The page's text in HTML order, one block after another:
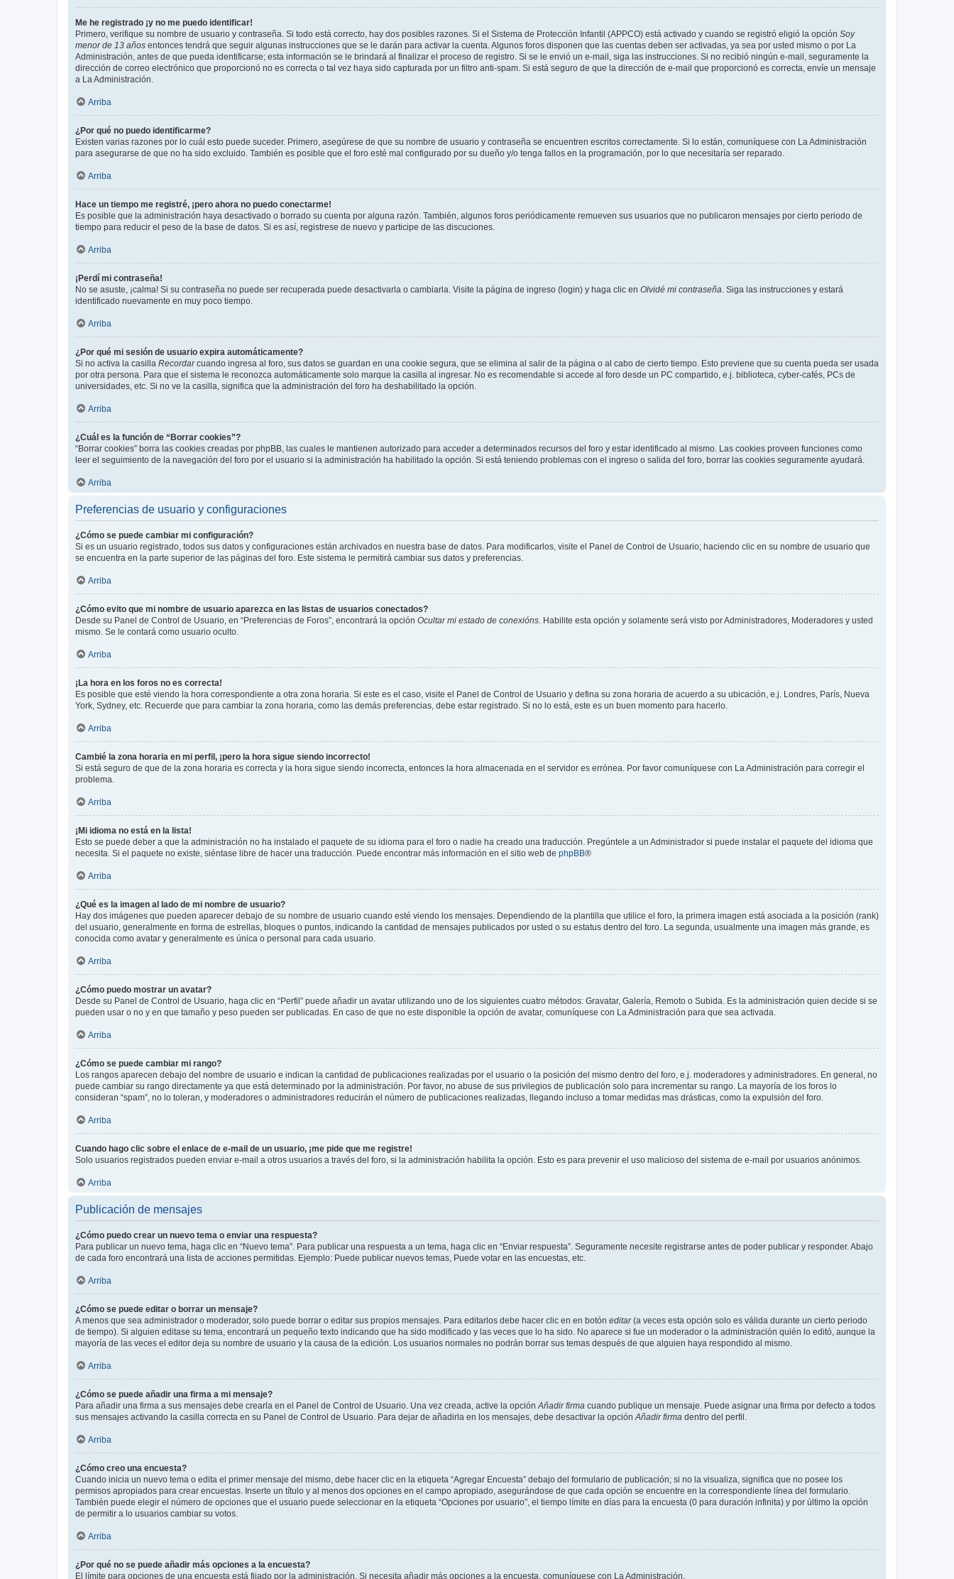
Me he registrado ¡y no me puedo identificar!
Primero, verifique su nombre de usuario y contraseña. Si todo está correcto, hay dos posibles razones. Si el Sistema de Protección Infantil (APPCO) está activado y cuando se registró eligió la opción Soy
menor de 13 años entonces tendrá que seguir algunas instrucciones que se le darán para activar la cuenta. Algunos foros disponen que las cuentas deben ser activadas, ya sea por usted mismo o por La
Administración, antes de que pueda identificarse; esta información se le brindará al finalizar el proceso de registro. Si se le envió un e-mail, siga las instrucciones. Si no recibió ningún e-mail, seguramente la
dirección de correo electrónico que proporcionó no es correcta o tal vez haya sido capturada por un filtro anti-spam. Si está seguro de que la dirección de e-mail que proporcionó es correcta, envíe un mensaje
a La Administración.
Arriba
¿Por qué no puedo identificarme?
Existen varias razones por lo cuál esto puede suceder. Primero, asegúrese de que su nombre de usuario y contraseña se encuentren escritos correctamente. Si lo están, comuníquese con La Administración
para asegurarse de que no ha sido excluido. También es posible que el foro esté mal configurado por su dueño y/o tenga fallos en la programación, por lo que necesitaría ser reparado.
Arriba
Hace un tiempo me registré, ¡pero ahora no puedo conectarme!
Es posible que la administración haya desactivado o borrado su cuenta por alguna razón. También, algunos foros periódicamente remueven sus usuarios que no publicaron mensajes por cierto periodo de
tiempo para reducir el peso de la base de datos. Si es así, registrese de nuevo y participe de las discuciones.
Arriba
¡Perdí mi contraseña!
No se asuste, ¡calma! Si su contraseña no puede ser recuperada puede desactivarla o cambiarla. Visite la página de ingreso (login) y haga clic en Olvidé mi contraseña . Siga las instrucciones y estará
identificado nuevamente en muy poco tiempo.
Arriba
¿Por qué mi sesión de usuario expira automáticamente?
Si no activa la casilla Recordarcuando ingresa al foro, sus datos se guardan en una cookie segura, que se elimina al salir de la página o al cabo de cierto tiempo. Esto previene que su cuenta pueda ser usada
por otra persona. Para que el sistema le reconozca automáticamente solo marque la casilla al ingresar. No es recomendable si accede al foro desde un PC compartido, e.j. biblioteca, cyber-cafés, PCs de
universidades, etc. Si no ve la casilla, significa que la administración del foro ha deshabilitado la opción.
Arriba
¿Cuál es la función de “Borrar cookies”?
“Borrar cookies” borra las cookies creadas por phpBB, las cuales le mantienen autorizado para acceder a determinados recursos del foro y estar identificado al mismo. Las cookies proveen funciones como
leer el seguimiento de la navegación del foro por el usuario si la administración ha habilitado la opción. Si está teniendo problemas con el ingreso o salida del foro, borrar las cookies seguramente ayudará.
Arriba
Preferencias de usuario y configuraciones
¿Cómo se puede cambiar mi configuración?
Si es un usuario registrado, todos sus datos y configuraciones están archivados en nuestra base de datos. Para modificarlos, visite el Panel de Control de Usuario; haciendo clic en su nombre de usuario que
se encuentra en la parte superior de las páginas del foro. Este sistema le permitirá cambiar sus datos y preferencias.
Arriba
¿Cómo evito que mi nombre de usuario aparezca en las listas de usuarios conectados?
Desde su Panel de Control de Usuario, en “Preferencias de Foros”, encontrará la opción Ocultar mi estado de conexións . Habilite esta opción y solamente será visto por Administradores, Moderadores y usted
mismo. Se le contará como usuario oculto.
Arriba
¡La hora en los foros no es correcta!
Es posible que esté viendo la hora correspondiente a otra zona horaria. Si este es el caso, visite el Panel de Control de Usuario y defina su zona horaria de acuerdo a su ubicación, e.j. Londres, París, Nueva
York, Sydney, etc. Recuerde que para cambiar la zona horaria, como las demás preferencias, debe estar registrado. Si no lo está, este es un buen momento para hacerlo.
Arriba
Cambié la zona horaria en mi perfil, ¡pero la hora sigue siendo incorrecto!
Si está seguro de que de la zona horaria es correcta y la hora sigue siendo incorrecta, entonces la hora almacenada en el servidor es errónea. Por favor comuníquese con La Administración para corregir el
problema.
Arriba
¡Mi idioma no está en la lista!
Esto se puede deber a que la administración no ha instalado el paquete de su idioma para el foro o nadie ha creado una traducción. Pregúntele a un Administrador si puede instalar el paquete del idioma que
necesita. Si el paquete no existe, siéntase libre de hacer una traducción. Puede encontrar más información en el sitio web de phpBB®
Arriba
¿Qué es la imagen al lado de mi nombre de usuario?
Hay dos imágenes que pueden aparecer debajo de su nombre de usuario cuando esté viendo los mensajes. Dependiendo de la plantilla que utilice el foro, la primera imagen está asociada a la posición (rank)
del usuario, generalmente en forma de estrellas, bloques o puntos, indicando la cantidad de mensajes publicados por usted o su estatus dentro del foro. La segunda, usualmente una imagen más grande, es
conocida como avatar y generalmente es única o personal para cada usuario.
Arriba
¿Cómo puedo mostrar un avatar?
Desde su Panel de Control de Usuario, haga clic en “Perfil” puede añadir un avatar utilizando uno de los siguientes cuatro métodos: Gravatar, Galería, Remoto o Subida. Es la administración quien decide si se
pueden usar o no y en que tamaño y peso pueden ser publicadas. En caso de que no este disponible la opción de avatar, comuníquese con La Administración para que sea activada.
Arriba
¿Cómo se puede cambiar mi rango?
Los rangos aparecen debajo del nombre de usuario e indican la cantidad de publicaciones realizadas por el usuario o la posición del mismo dentro del foro, e.j. moderadores y administradores. En general, no
puede cambiar su rango directamente ya que está determinado por la administración. Por favor, no abuse de sus privilegios de publicación solo para incrementar su rango. La mayoría de los foros lo
consideran “spam”, no lo toleran, y moderadores o administradores reducirán el número de publicaciones realizadas, llegando incluso a tomar medidas mas drásticas, como la expulsión del foro.
Arriba
Cuando hago clic sobre el enlace de e-mail de un usuario, ¡me pide que me registre!
Solo usuarios registrados pueden enviar e-mail a otros usuarios a través del foro, si la administración habilita la opción. Esto es para prevenir el uso malicioso del sistema de e-mail por usuarios anónimos.
Arriba
Publicación de mensajes
¿Cómo puedo crear un nuevo tema o enviar una respuesta?
Para publicar un nuevo tema, haga clic en “Nuevo tema”. Para publicar una respuesta a un tema, haga clic en “Enviar respuesta”. Seguramente necesite registrarse antes de poder publicar y responder. Abajo
de cada foro encontrará una lista de acciones permitidas. Ejemplo: Puede publicar nuevos temas, Puede votar en las encuestas, etc.
Arriba
¿Cómo se puede editar o borrar un mensaje?
A menos que sea administrador o moderador, solo puede borrar o editar sus propios mensajes. Para editarlos debe hacer clic en en botón editar(a veces esta opción solo es válida durante un cierto periodo
de tiempo). Si alguien editase su tema, encontrará un pequeño texto indicando que ha sido modificado y las veces que lo ha sido. No aparece si fue un moderador o la administración quién lo editó, aunque la
mayoría de las veces el editor deja su nombre de usuario y la causa de la edición. Los usuarios normales no podrán borrar sus temas después de que alguien haya respondido al mismo.
Arriba
¿Cómo se puede añadir una firma a mi mensaje?
Para añadir una firma a sus mensajes debe crearla en el Panel de Control de Usuario. Una vez creada, active la opción Añadir firma cuando publique un mensaje. Puede asignar una firma por defecto a todos
sus mensajes activando la casilla correcta en su Panel de Control de Usuario. Para dejar de añadirla en los mensajes, debe desactivar la opción Añadir firma dentro del perfil.
Arriba
¿Cómo creo una encuesta?
Cuando inicia un nuevo tema o edita el primer mensaje del mismo, debe hacer clic en la etiqueta “Agregar Encuesta” debajo del formulario de publicación; si no la visualiza, significa que no posee los
permisos apropiados para crear encuestas. Inserte un título y al menos dos opciones en el campo apropiado, asegurándose de que cada opción se encuentre en la correspondiente línea del formulario.
También puede elegir el número de opciones que el usuario puede seleccionar en la etiqueta “Opciones por usuario”, el tiempo límite en días para la encuesta (0 para duración infinita) y por último la opción
de permitir a lo usuarios cambiar su votos.
Arriba
¿Por qué no se puede añadir más opciones a la encuesta?
El límite para opciones de una encuesta está fijado por la administración. Si necesita añadir más opciones a la encuesta, comuníquese con La Administración.